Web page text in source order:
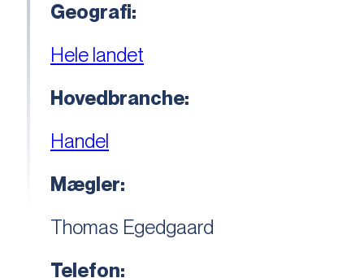
Geografi:
Hele landet
Hovedbranche:
Handel
Mægler:
Thomas Egedgaard
Telefon: